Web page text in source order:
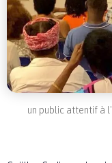
un public attentif à